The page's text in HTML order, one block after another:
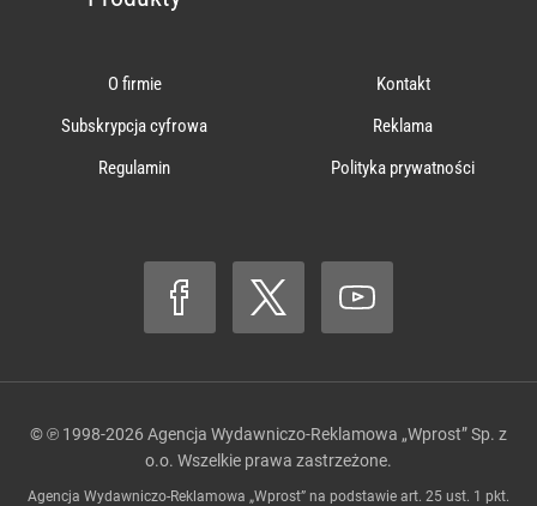
O firmie
Kontakt
Subskrypcja cyfrowa
Reklama
Regulamin
Polityka prywatności
© ℗ 1998-2026 Agencja Wydawniczo-Reklamowa „Wprost” Sp. z
o.o. Wszelkie prawa zastrzeżone.
Agencja Wydawniczo-Reklamowa „Wprost” na podstawie art. 25 ust. 1 pkt.